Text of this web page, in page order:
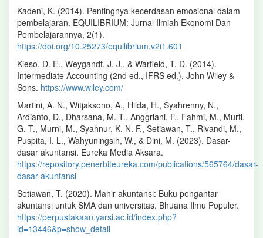
Kadeni, K. (2014). Pentingnya kecerdasan emosional dalam
pembelajaran. EQUILIBRIUM: Jurnal Ilmiah Ekonomi Dan
Pembelajarannya, 2(1).
https://doi.org/10.25273/equilibrium.v2i1.601
Kieso, D. E., Weygandt, J. J., & Warfield, T. D. (2014).
Intermediate Accounting (2nd ed., IFRS ed.). John Wiley &
Sons. https://www.wiley.com/
Martini, A. N., Witjaksono, A., Hilda, H., Syahrenny, N.,
Ardianto, D., Dharsana, M. T., Anggriani, F., Fahmi, M., Murti,
G. T., Murni, M., Syahnur, K. N. F., Setiawan, T., Rivandi, M.,
Puspita, I. L., Wahyuningsih, W., & Dini, M. (2023). Dasar-
dasar akuntansi. Eureka Media Aksara.
https://repository.penerbiteureka.com/publications/565764/dasar-
dasar-akuntansi
Setiawan, T. (2020). Mahir akuntansi: Buku pengantar
akuntansi untuk SMA dan universitas. Bhuana Ilmu Populer.
https://perpustakaan.yarsi.ac.id/index.php?
id=13446&p=show_detail